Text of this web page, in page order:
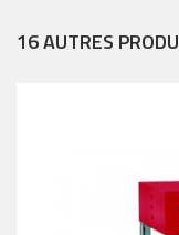
16 AUTRES